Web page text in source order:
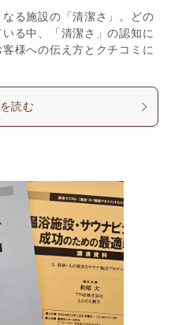
る施設の「清潔さ」。どの
る中、「清潔さ」の認知に
様への伝え方とクチコミに
読む